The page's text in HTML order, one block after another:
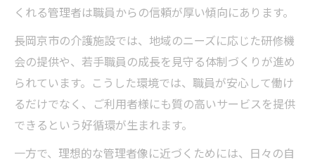
くれる管理者は職員からの信頼が厚い傾向にあります。
長岡京市の介護施設では、地域のニーズに応じた研修機
会の提供や、若手職員の成長を見守る体制づくりが進め
られています。こうした環境では、職員が安心して働け
るだけでなく、ご利用者様にも質の高いサービスを提供
できるという好循環が生まれます。
一方で、理想的な管理者像に近づくためには、日々の自